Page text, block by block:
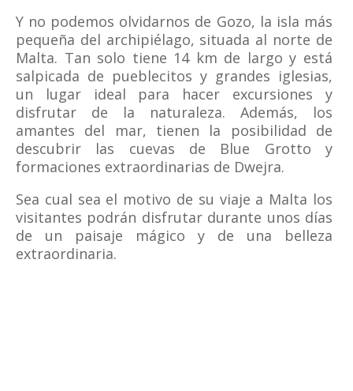
Y no podemos olvidarnos de Gozo, la isla más
pequeña del archipiélago, situada al norte de
Malta. Tan solo tiene 14 km de largo y está
salpicada de pueblecitos y grandes iglesias,
un lugar ideal para hacer excursiones y
disfrutar de la naturaleza. Además, los
amantes del mar, tienen la posibilidad de
descubrir las cuevas de Blue Grotto y
formaciones extraordinarias de Dwejra.
Sea cual sea el motivo de su viaje a Malta los
visitantes podrán disfrutar durante unos días
de un paisaje mágico y de una belleza
extraordinaria.